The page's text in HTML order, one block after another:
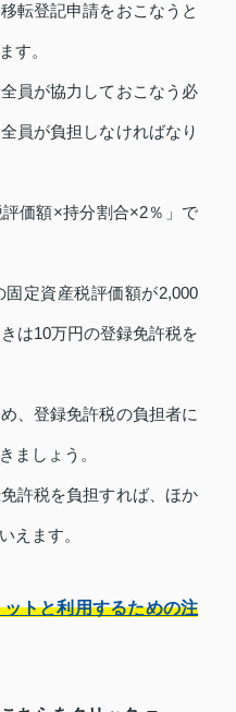
転登記申請をおこなうと
す。
員が協力しておこなう必
員が負担しなければなり
価額×持分割合×2％」で
定資産税評価額が2,000
は10万円の登録免許税を
、登録免許税の負担者に
ましょう。
許税を負担すれば、ほか
えます。
トと利用するための注